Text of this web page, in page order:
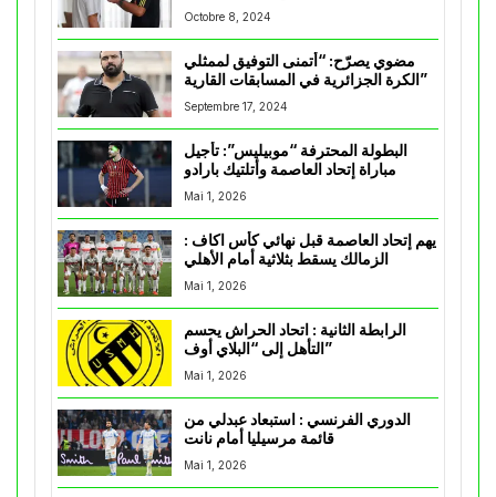
Octobre 8, 2024
مضوي يصرّح: “أتمنى التوفيق لممثلي
الكرة الجزائرية في المسابقات القارية”
Septembre 17, 2024
البطولة المحترفة “موبيليس”: تأجيل
مباراة إتحاد العاصمة وأتلتيك بارادو
Mai 1, 2026
يهم إتحاد العاصمة قبل نهائي كأس اكاف :
Mai 1, 2026
الرابطة الثانية : اتحاد الحراش يحسم
التأهل إلى “البلاي أوف”
Mai 1, 2026
الدوري الفرنسي : استبعاد عبدلي من
قائمة مرسيليا أمام نانت
Mai 1, 2026